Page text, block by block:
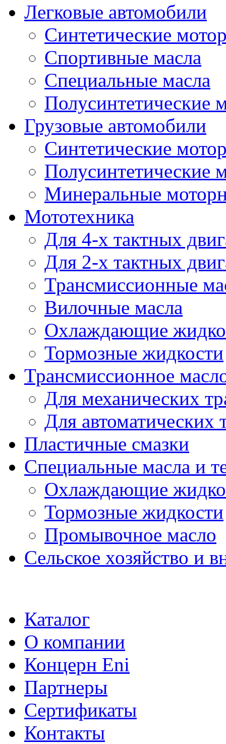
Легковые автомобили
Синтетические
Спортивные масла
Специальные масла
Полусинтетические
Грузовые автомобили
Синтетические
Полусинтетические
Минеральные
Мототехника
Для 4-х тактных
Для 2-х тактных
Трансмиссионные
Вилочные масла
Охлаждающие
Тормозные жидкости
Трансмиссионное
Для механических
Для автоматических
Пластичные смазки
Специальные масла и
Охлаждающие
Тормозные жидкости
Промывочное масло
Сельское хозяйство и
Каталог
О компании
Концерн Eni
Партнеры
Сертификаты
Контакты